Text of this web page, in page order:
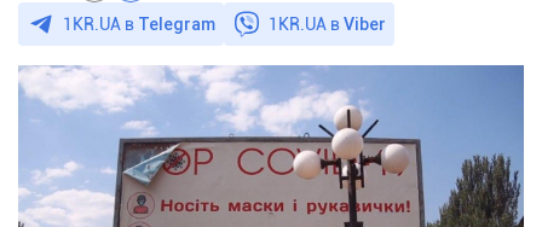
1KR.UA в Telegram 1KR.UA вViber